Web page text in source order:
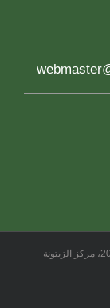
حقوق النشر محفوظة © 2026، مركز الزيتونة